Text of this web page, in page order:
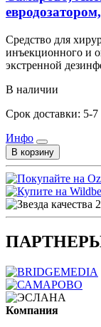
Средство для
инъекционного и
экстренной
В наличии
Срок доставки: 5-
Инфо
В корзину
Компания